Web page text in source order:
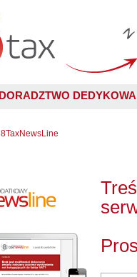
DORADZTWO
8TaxNewsLine